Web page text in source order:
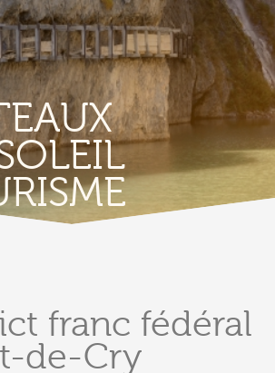
franc fédéral
de-Cry